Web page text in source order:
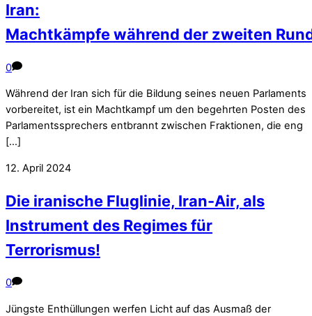
Iran:
Machtkämpfe während der zweiten
0
Während der Iran sich für die Bildung seines neuen Parlaments
vorbereitet, ist ein Machtkampf um den begehrten Posten des
Parlamentssprechers entbrannt zwischen Fraktionen, die eng
[…]
12. April 2024
Die iranische Fluglinie, Iran-Air, als
Instrument des Regimes für
Terrorismus!
0
Jüngste Enthüllungen werfen Licht auf das Ausmaß der